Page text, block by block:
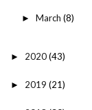
► March (8)
► 2020(43)
► 2019 (21)